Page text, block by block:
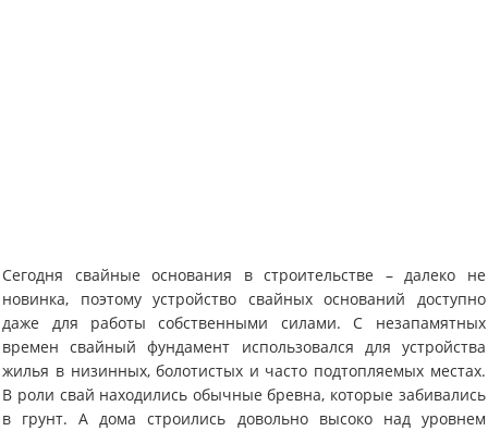
Сегодня свайные основания в строительстве – далеко не
новинка, поэтому устройство свайных оснований доступно
даже для работы собственными силами. С незапамятных
времен свайный фундамент использовался для устройства
жилья в низинных, болотистых и часто подтопляемых местах.
В роли свай находились обычные бревна, которые забивались
в грунт. А дома строились довольно высоко над уровнем